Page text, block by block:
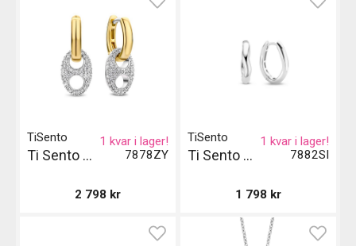
7878ZY
TiSento
Ti Sento Milano Örhängen - Guld och Silver
1 kvar i lager!
2 798 kr
7882SI
TiSento
Ti Sento Milano Örhängen
1 kvar i lager!
1 798 kr